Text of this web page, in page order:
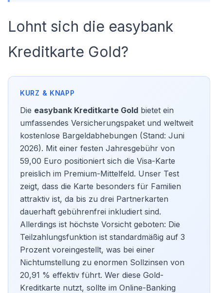
Lohnt sich die easybank
Kreditkarte Gold?
Die easybank Kreditkarte Gold bietet ein
umfassendes Versicherungspaket und weltweit
kostenlose Bargeldabhebungen (Stand: Juni
2026). Mit einer festen Jahresgebühr von
59,00 Euro positioniert sich die Visa-Karte
preislich im Premium-Mittelfeld. Unser Test
zeigt, dass die Karte besonders für Familien
attraktiv ist, da bis zu drei Partnerkarten
dauerhaft gebührenfrei inkludiert sind.
Allerdings ist höchste Vorsicht geboten: Die
Teilzahlungsfunktion ist standardmäßig auf 3
Prozent voreingestellt, was bei einer
Nichtumstellung zu enormen Sollzinsen von
20,91 % effektiv führt. Wer diese Gold-
Kreditkarte nutzt, sollte im Online-Banking